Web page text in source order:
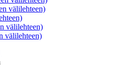
välilehteen)
välilehteen)
välilehteen)